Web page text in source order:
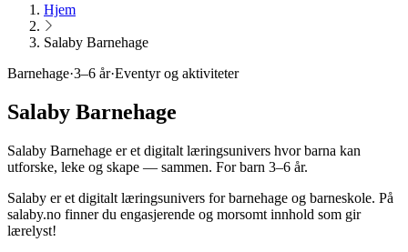
Hjem
Salaby Barnehage
Barnehage·3–6 år·Eventyr og aktiviteter
Salaby Barnehage
Salaby Barnehage er et digitalt læringsunivers hvor barna kan
utforske, leke og skape — sammen. For barn 3–6 år.
Salaby er et digitalt læringsunivers for barnehage og barneskole. På
salaby.no finner du engasjerende og morsomt innhold som gir
lærelyst!